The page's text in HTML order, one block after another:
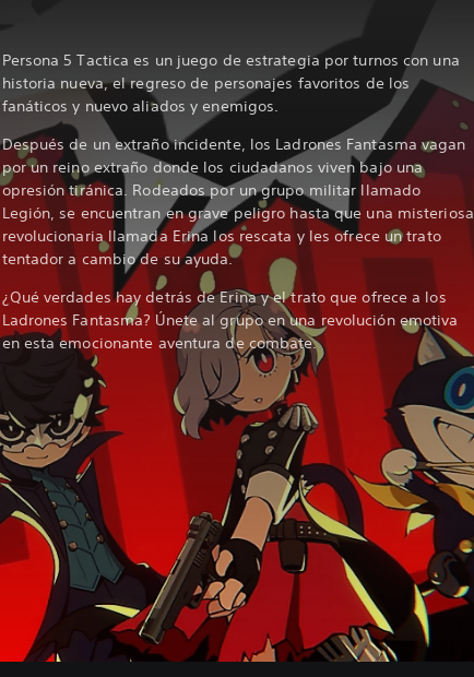
Persona 5 Tactica es un juego de estrategia por turnos con una
historia nueva, el regreso de personajes favoritos de los
fanáticos y nuevo aliados y enemigos.
Después de un extraño incidente, los Ladrones Fantasma vagan
por un reino extraño donde los ciudadanos viven bajo una
opresión tiránica. Rodeados por un grupo militar llamado
Legión, se encuentran en grave peligro hasta que una misteriosa
revolucionaria llamada Erina los rescata y les ofrece un trato
tentador a cambio de su ayuda.
¿Qué verdades hay detrás de Erina y el trato que ofrece a los
Ladrones Fantasma? Únete al grupo en una revolución emotiva
en esta emocionante aventura de combate.